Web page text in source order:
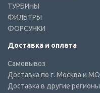
ТУРБИНЫ
ФИЛЬТРЫ
ФОРСУНКИ
Доставка и оплата
Самовывоз
Доставка по г. Москва и МО
Доставка в другие регионы